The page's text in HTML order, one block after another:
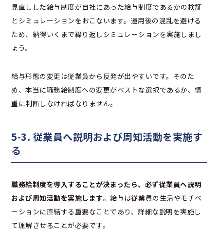
見直しした給与制度が自社にあった給与制度であるかの検証
とシミュレーションをおこないます。運用後の混乱を避ける
ため、納得いくまで繰り返しシミュレーションを実施しまし
ょう。
給与形態の変更は従業員から反発が出やすいです。そのた
め、本当に職務給制度への変更がベストな選択であるか、慎
重に判断しなければなりません。
5-3. 従業員へ説明および周知活動を実施す
る
職務給制度を導入することが決まったら、必ず従業員へ説明
および周知活動を実施します。給与は従業員の生活やモチベ
ーションに直結する重要なことであり、詳細な説明を実施し
て理解させることが必要です。